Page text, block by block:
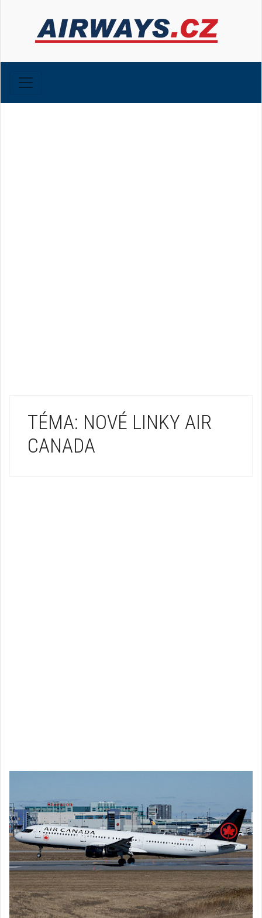
TÉMA: NOVÉ LINKY AIR
CANADA